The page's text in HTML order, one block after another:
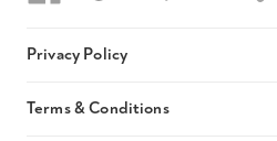
Privacy Policy
Terms & Conditions